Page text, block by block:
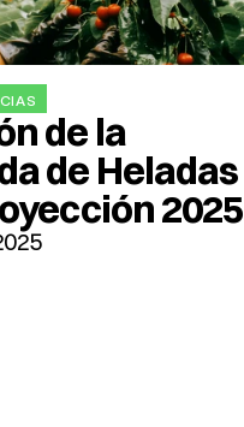
de la
de Heladas
2025